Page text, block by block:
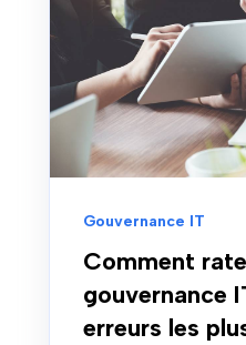
Gouvernance IT
Comment
gouvernance
erreurs les